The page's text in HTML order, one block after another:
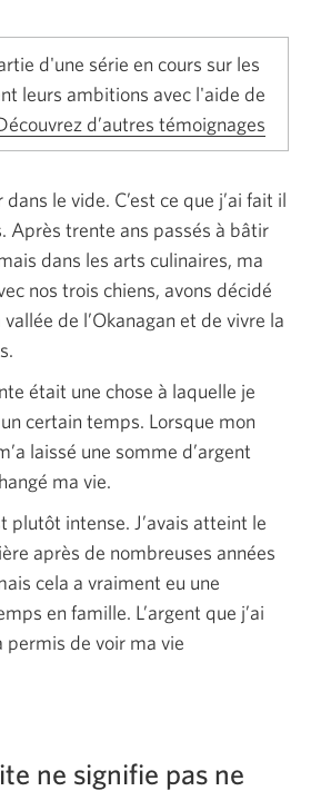
d'une série en cours sur les
leurs ambitions avec l'aide de
d’autres témoignages
le vide. C’est ce que j’ai fait il
Après trente ans passés à bâtir
dans les arts culinaires, ma
nos trois chiens, avons décidé
de l’Okanagan et de vivre la
était une chose à laquelle je
certain temps. Lorsque mon
laissé une somme d’argent
ma vie.
plutôt intense. J’avais atteint le
après de nombreuses années
cela a vraiment eu une
en famille. L’argent que j’ai
permis de voir ma vie
ne signifie pas ne